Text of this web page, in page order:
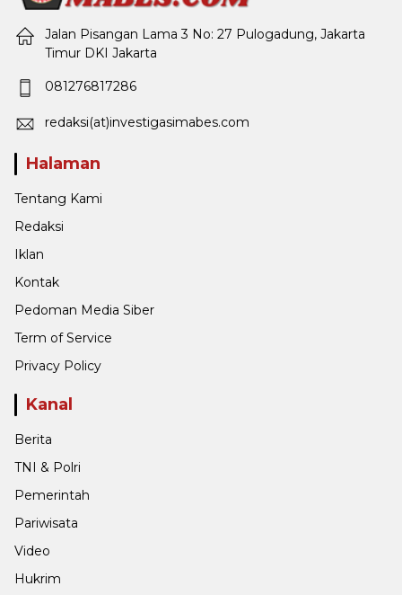
Jalan Pisangan Lama 3 No: 27 Pulogadung, Jakarta
Timur DKI Jakarta
081276817286
redaksi(at)investigasimabes.com
Halaman
Tentang Kami
Redaksi
Iklan
Kontak
Pedoman Media Siber
Term of Service
Privacy Policy
Kanal
Berita
TNI & Polri
Pemerintah
Pariwisata
Video
Hukrim